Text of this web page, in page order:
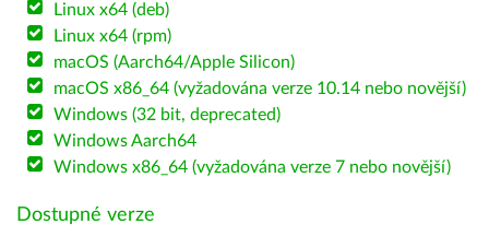
Linux x64 (deb)
Linux x64 (rpm)
macOS (Aarch64/Apple Silicon)
macOS x86_64 (vyžadována verze 10.14 nebo novější)
Windows (32 bit, deprecated)
Windows Aarch64
Windows x86_64 (vyžadována verze 7 nebo novější)
Dostupné verze